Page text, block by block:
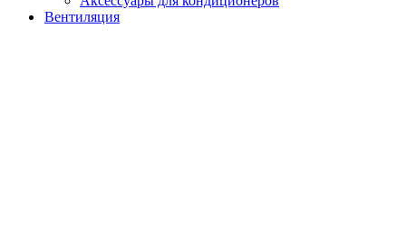
Вентиляция